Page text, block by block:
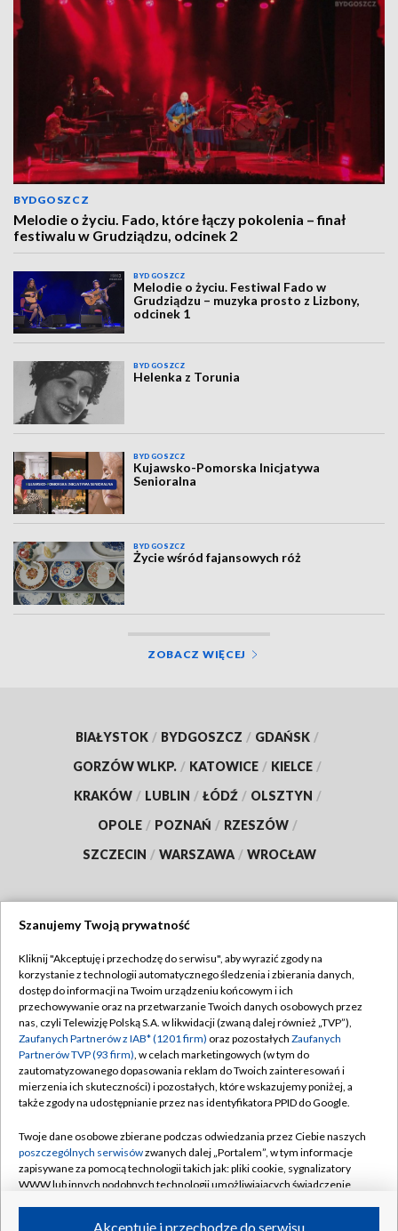
BYDGOSZCZ
Melodie o życiu. Fado, które łączy pokolenia – finał
festiwalu w Grudziądzu, odcinek 2
BYDGOSZCZ
Melodie o życiu. Festiwal Fado w
Grudziądzu – muzyka prosto z Lizbony,
odcinek 1
BYDGOSZCZ
Helenka z Torunia
BYDGOSZCZ
Kujawsko-Pomorska Inicjatywa
Senioralna
BYDGOSZCZ
Życie wśród fajansowych róż
ZOBACZ WIĘCEJ
BIAŁYSTOK / BYDGOSZCZ / GDAŃSK /
GORZÓW WLKP. / KATOWICE / KIELCE /
KRAKÓW / LUBLIN / ŁÓDŹ / OLSZTYN /
OPOLE / POZNAŃ / RZESZÓW /
SZCZECIN / WARSZAWA / WROCŁAW
TVP
Abonament TVP
Emisja w TVP
Centrum informacji TVP
Naziemna Telewizja Cyfrowa
Rada Programowa
System NOS
Informacje o nadawcy
Regulamin TVP
Polityka prywatności
Moje zgody
Pomoc
Kontakt
Kanały
Szanujemy Twoją prywatność
Kliknij "Akceptuję i przechodzę do serwisu", aby wyrazić zgody na
korzystanie z technologii automatycznego śledzenia i zbierania danych,
dostęp do informacji na Twoim urządzeniu końcowym i ich
przechowywanie oraz na przetwarzanie Twoich danych osobowych przez
nas, czyli Telewizję Polską S.A. w likwidacji (zwaną dalej również „TVP”),
Zaufanych Partnerów z IAB* (1201 firm) oraz pozostałych Zaufanych
Partnerów TVP (93 firm), w celach marketingowych (w tym do
zautomatyzowanego dopasowania reklam do Twoich zainteresowań i
mierzenia ich skuteczności) i pozostałych, które wskazujemy poniżej, a
także zgody na udostępnianie przez nas identyfikatora PPID do Google.
Twoje dane osobowe zbierane podczas odwiedzania przez Ciebie naszych
poszczególnych serwisówzwanych dalej „Portalem”, w tym informacje
zapisywane za pomocą technologii takich jak: pliki cookie, sygnalizatory
WWW lub innych podobnych technologii umożliwiających świadczenie
Akceptuję i przechodzę do serwisu